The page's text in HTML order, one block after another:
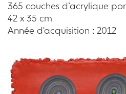
365 couches d’acrylique
42 x 35 cm
Année d'acquisition : 2012